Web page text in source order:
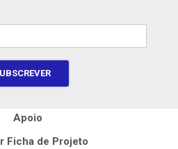
Ficha de Projeto